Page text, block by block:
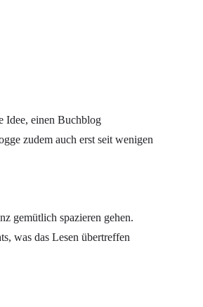
Idee, einen Buchblog
zudem auch erst seit wenigen
gemütlich spazieren gehen.
was das Lesen übertreffen